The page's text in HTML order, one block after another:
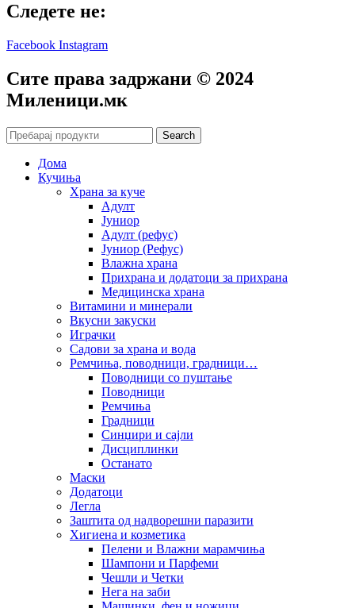
Следете не:
Facebook Instagram
Сите права задржани © 2024
Mиленици.мк
Search
Дома
Кучиња
Храна за куче
Адулт
Јуниор
Адулт (рефус)
Јуниор (Рефус)
Влажна храна
Прихрана и додатоци за прихрана
Медицинска храна
Витамини и минерали
Вкусни закуски
Играчки
Садови за храна и вода
Ремчиња, поводници, градници…
Поводници со пуштање
Поводници
Ремчиња
Градници
Синџири и сајли
Дисциплинки
Останато
Маски
Додатоци
Легла
Заштита од надворешни паразити
Хигиена и козметика
Пелени и Влажни марамчиња
Шампони и Парфеми
Чешли и Четки
Нега на заби